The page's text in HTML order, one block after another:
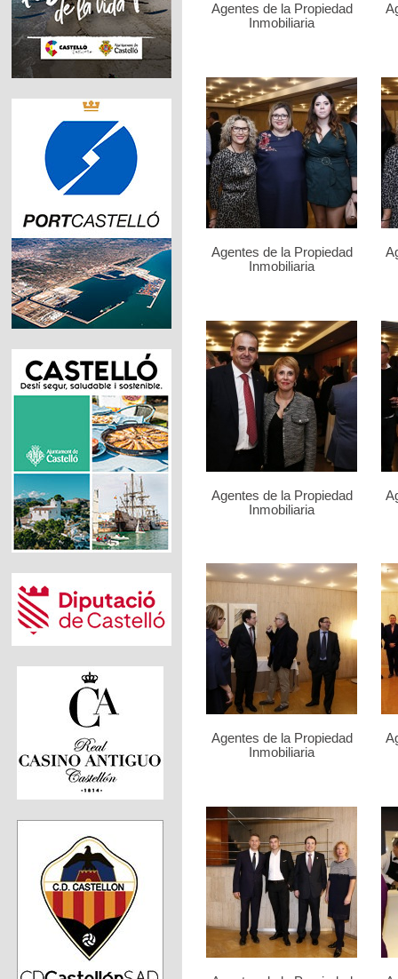
Agentes de la Propiedad
Inmobiliaria
Agentes de la Propiedad
Inmobiliaria
Agentes de la Propiedad
Inmobiliaria
Agentes de la Propiedad
Inmobiliaria